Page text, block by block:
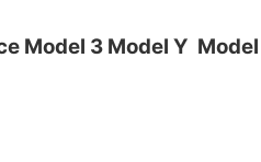
Model 3 Model Y